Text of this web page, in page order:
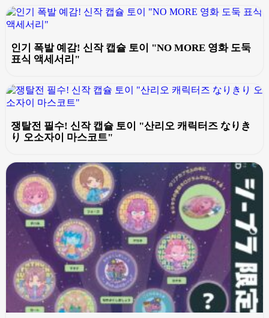
인기 폭발 예감! 신작 캡슐 토이 "NO MORE 영화 도둑
표식 액세서리"
쟁탈전 필수! 신작 캡슐 토이 "산리오 캐릭터즈 なりき
り 오소자이 마스코트"